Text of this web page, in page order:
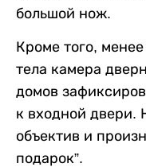
большой нож.
Кроме того,
тела камера
домов
к входной двери.
объектив и
подарок”.